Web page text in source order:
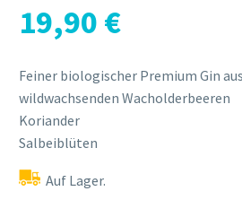
19,90 €
Feiner biologischer Premium Gin
wildwachsenden Wacholderbeeren
Koriander
Salbeiblüten
Auf Lager.